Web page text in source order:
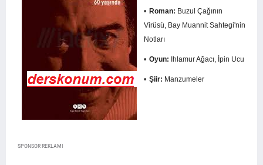
Roman: Buzul Çağının
Virüsü, Bay Muannit Sahtegi'nin
Notları
Oyun: Ihlamur Ağacı, İpin Ucu
Şiir: Manzumeler
SPONSOR REKLAMI